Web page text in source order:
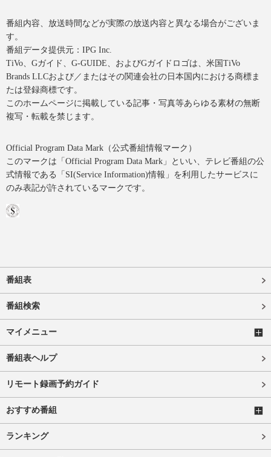
番組内容、放送時間などが実際の放送内容と異なる場合がございま
す。
番組データ提供元：IPG Inc.
TiVo、Gガイド、G-GUIDE、およびGガイドロゴは、米国TiVo
Brands LLCおよび／またはその関連会社の日本国内における商標ま
たは登録商標です。
このホームページに掲載している記事・写真等あらゆる素材の無断
複写・転載を禁じます。
Official Program Data Mark（公式番組情報マーク）
このマークは「Official Program Data Mark」といい、テレビ番組の公
式情報である「SI(Service Information)情報」を利用したサービスに
のみ表記が許されているマークです。
番組表
番組検索
マイメニュー
番組表ヘルプ
リモート録画予約ガイド
おすすめ番組
ランキング